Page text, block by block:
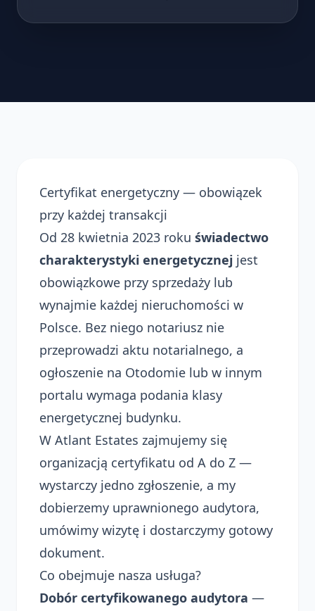
Certyfikat energetyczny — obowiązek
przy każdej transakcji
Od 28 kwietnia 2023 roku świadectwo
charakterystyki energetycznej jest
obowiązkowe przy sprzedaży lub
wynajmie każdej nieruchomości w
Polsce. Bez niego notariusz nie
przeprowadzi aktu notarialnego, a
ogłoszenie na Otodomie lub w innym
portalu wymaga podania klasy
energetycznej budynku.
W Atlant Estates zajmujemy się
organizacją certyfikatu od A do Z —
wystarczy jedno zgłoszenie, a my
dobierzemy uprawnionego audytora,
umówimy wizytę i dostarczymy gotowy
dokument.
Co obejmuje nasza usługa?
Dobór certyfikowanego audytora —